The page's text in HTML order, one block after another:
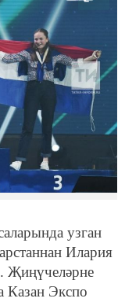
узган
Илария
Җиңүчеләрне
Казан Экспо